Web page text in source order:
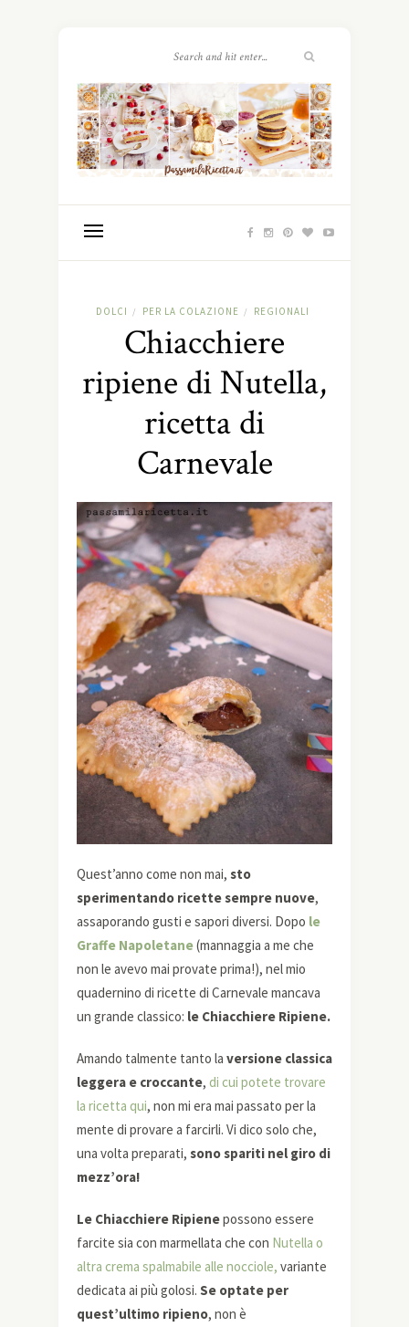
DOLCI / PER LA COLAZIONE / REGIONALI
Chiacchiere
ripiene di Nutella,
ricetta di
Carnevale
Quest’anno come non mai, sto
sperimentando ricette sempre nuove,
assaporando gusti e sapori diversi. Dopo le
Graffe Napoletane(mannaggia a me che
non le avevo mai provate prima!), nel mio
quadernino di ricette di Carnevale mancava
un grande classico: le Chiacchiere Ripiene.
Amando talmente tanto la versione classica
leggera e croccante, di cui potete trovare
la ricetta qui, non mi era mai passato per la
mente di provare a farcirli. Vi dico solo che,
una volta preparati, sono spariti nel giro di
mezz’ora!
Le Chiacchiere Ripienepossono essere
farcite sia con marmellata che con Nutella o
altra crema spalmabile alle nocciole, variante
dedicata ai più golosi. Se optate per
quest’ultimo ripieno, non è